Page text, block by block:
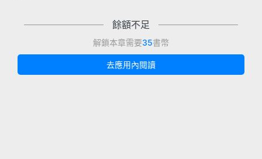
餘額不足
解鎖本章需要35書幣
去應用內閱讀